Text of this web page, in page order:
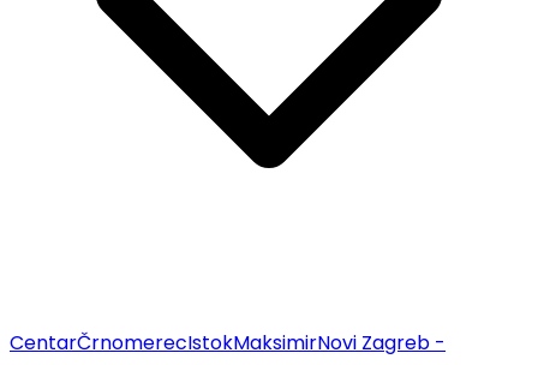
CentarČrnomerecIstokMaksimirNovi Zagreb -